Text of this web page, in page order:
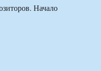
Начало